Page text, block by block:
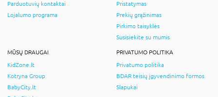
Parduotuvių kontaktai
Lojalumo programa
Pristatymas
Prekių grąžinimas
Pirkimo taisyklės
Susisiekite su mumis
MŪSŲ DRAUGAI
KidZone.lt
Kotryna Group
BabyCity.lt
PRIVATUMO POLITIKA
Privatumo politika
BDAR teisių įgyvendinimo formos
Slapukai